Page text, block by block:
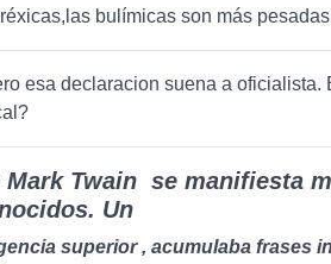
bulímicas son más
esa declaracion suena a oficialista.
Mark Twain se manifiesta
Un
superior , acumulaba frases